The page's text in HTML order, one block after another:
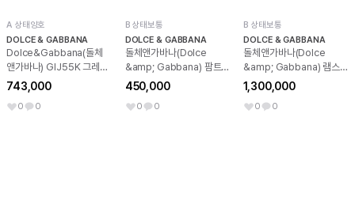
A 상태양호
DOLCE & GABBANA
Dolce&Gabbana(돌체
앤가바나) GIJ55K 그레이
울 로우게이지 니트 남성 자
켓aa65843
743,000
0 0
B 상태보통
DOLCE & GABBANA
돌체앤가바나(Dolce
&amp; Gabbana) 팜트리
자수 슬림 화이트 데님 팬츠
450,000
0 0
B 상태보통
DOLCE & GABBANA
돌체앤가바나(Dolce
&amp; Gabbana) 램스킨
레더 자켓 IT52 한국 105
1,300,000
0 0